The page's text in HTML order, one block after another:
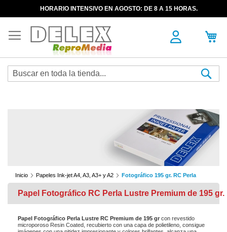
HORARIO INTENSIVO EN AGOSTO: DE 8 A 15 HORAS.
Inicio Papeles Ink-jet A4, A3, A3+ y A2 Fotográfico 195 gr. RC Perla
Papel Fotográfico RC Perla Lustre Premium de 195 gr.
Papel Fotográfico Perla Lustre RC Premium de 195 gr con revestido
microporoso Resin Coated, recubierto con una capa de polietileno, consigue